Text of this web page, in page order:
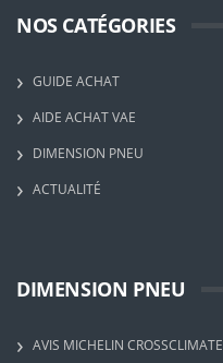
NOS CATÉGORIES
GUIDE ACHAT
AIDE ACHAT VAE
DIMENSION PNEU
ACTUALITÉ
DIMENSION PNEU
AVIS MICHELIN CROSSCLIMATE